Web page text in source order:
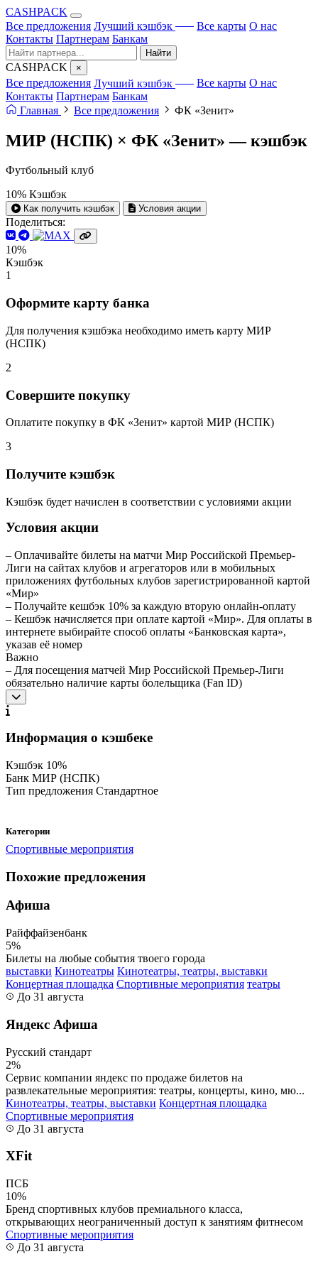
CASHPACK
Все предложения Лучший кэшбэк Все карты О нас
Контакты Партнерам Банкам
Найти
CASHPACK ×
Все предложения Лучший кэшбэк Все карты О нас
Контакты Партнерам Банкам
Главная
Все предложения ФК «Зенит»
МИР (НСПК) × ФК «Зенит» —кэшбэк
Футбольный клуб
10% Кэшбэк
Как получить кэшбэк Условия акции
Поделиться:
10%
Кэшбэк
1
Оформите карту банка
Для получения кэшбэка необходимо иметь карту МИР
(НСПК)
2
Совершите покупку
Оплатите покупку в ФК «Зенит» картой МИР (НСПК)
3
Получите кэшбэк
Кэшбэк будет начислен в соответствии с условиями акции
Условия акции
– Оплачивайте билеты на матчи Мир Российской Премьер-
Лиги на сайтах клубов и агрегаторов или в мобильных
приложениях футбольных клубов зарегистрированной картой
«Мир»
– Получайте кешбэк 10% за каждую вторую онлайн-оплату
– Кешбэк начисляется при оплате картой «Мир». Для оплаты в
интернете выбирайте способ оплаты «Банковская карта»,
указав её номер
Важно
– Для посещения матчей Мир Российской Премьер-Лиги
обязательно наличие карты болельщика (Fan ID)
Информация о кэшбеке
Кэшбэк 10%
Банк МИР (НСПК)
Тип предложения Стандартное
Категории
Спортивные мероприятия
Похожие предложения
Афиша
Райффайзенбанк
5%
Билеты на любые события твоего города
выставки Кинотеатры Кинотеатры, театры, выставки
Концертная площадка Спортивные мероприятия театры
До 31 августа
Яндекс Афиша
Русский стандарт
2%
Сервис компании яндекс по продаже билетов на
развлекательные мероприятия: театры, концерты, кино, мю...
Кинотеатры, театры, выставки Концертная площадка
Спортивные мероприятия
До 31 августа
XFit
ПСБ
10%
Бренд спортивных клубов премиального класса,
открывающих неограниченный доступ к занятиям фитнесом
Спортивные мероприятия
До 31 августа